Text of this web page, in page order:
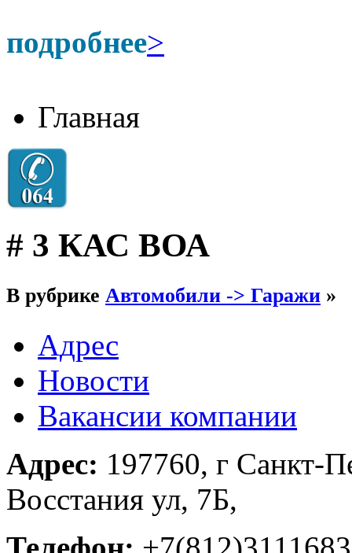
подробнее>
Главная
# 3 КАС ВОА
В рубрике Автомобили -> Гаражи »
Адрес
Новости
Вакансии компании
Адрес: 197760, г Санкт-
Восстания ул, 7Б,